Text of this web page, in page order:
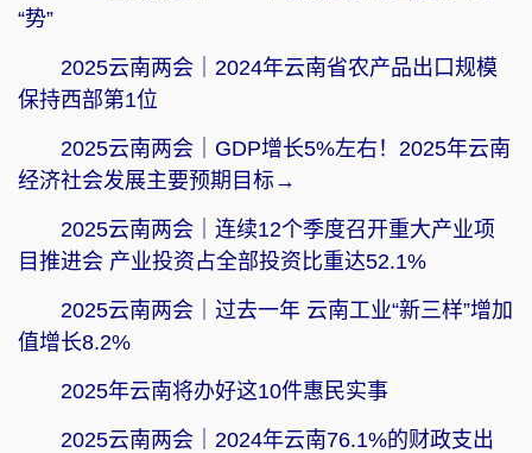
“势”
2025云南两会｜2024年云南省农产品出口规模
保持西部第1位
2025云南两会｜GDP增长5%左右！2025年云南
经济社会发展主要预期目标→
2025云南两会｜连续12个季度召开重大产业项
目推进会 产业投资占全部投资比重达52.1%
2025云南两会｜过去一年 云南工业“新三样”增加
值增长8.2%
2025年云南将办好这10件惠民实事
2025云南两会｜2024年云南76.1%的财政支出